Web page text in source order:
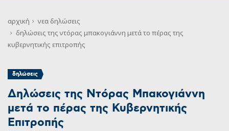
αρχική νεα δηλώσεις
δηλώσεις της ντόρας μπακογιάννη μετά το πέρας της
κυβερνητικής επιτροπής
δηλώσεις
Δηλώσεις της Ντόρας Μπακογιάννη
μετά το πέρας της Κυβερνητικής
Επιτροπής